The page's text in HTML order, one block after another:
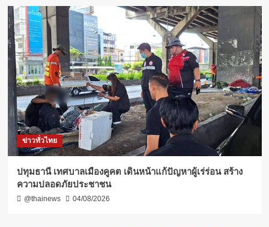
ข่าวทั่วไทย
ปทุมธานี เทศบาลเมืองคูคต เดินหน้าแก้ปัญหาผู้เร่ร่อน สร้าง
ความปลอดภัยประชาชน
@thainews 04/08/2026